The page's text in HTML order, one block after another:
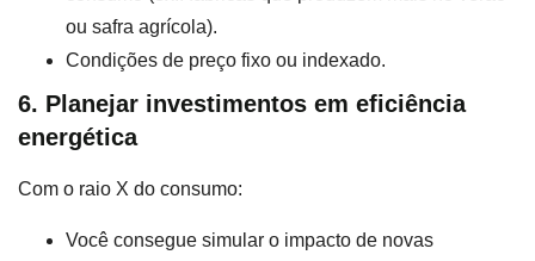
ou safra agrícola).
Condições de preço fixo ou indexado.
6. Planejar investimentos em eficiência
energética
Com o raio X do consumo:
Você consegue simular o impacto de novas